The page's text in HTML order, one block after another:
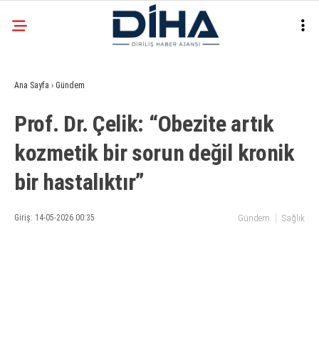
28.5°
ANKARA
EKONOMI
DÜNYA
Ana Sayfa › Gündem
Prof. Dr. Çelik: “Obezite artık
kozmetik bir sorun değil kronik
bir hastalıktır”
Giriş: 14-05-2026 00:35 Gündem Sağlık